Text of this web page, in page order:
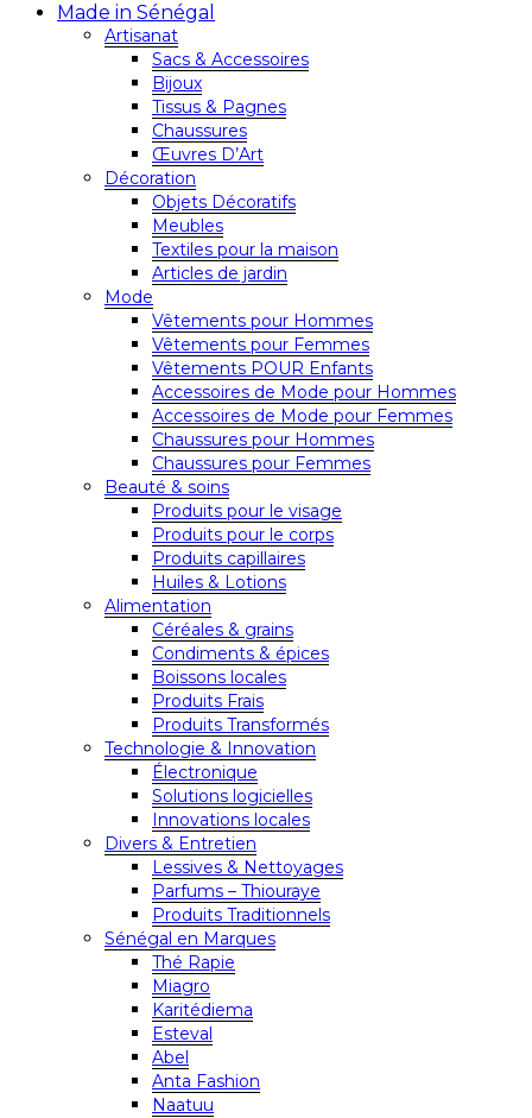
Made in Sénégal
Artisanat
Sacs & Accessoires
Bijoux
Tissus & Pagnes
Chaussures
Œuvres D’Art
Décoration
Objets Décoratifs
Meubles
Textiles pour la maison
Articles de jardin
Mode
Vêtements pour Hommes
Vêtements pour Femmes
Vêtements POUR Enfants
Accessoires de Mode pour Hommes
Accessoires de Mode pour Femmes
Chaussures pour Hommes
Chaussures pour Femmes
Beauté & soins
Produits pour le visage
Produits pour le corps
Produits capillaires
Huiles & Lotions
Alimentation
Céréales & grains
Condiments & épices
Boissons locales
Produits Frais
Produits Transformés
Technologie & Innovation
Électronique
Solutions logicielles
Innovations locales
Divers & Entretien
Lessives & Nettoyages
Parfums – Thiouraye
Produits Traditionnels
Sénégal en Marques
Thé Rapie
Miagro
Karitédiema
Esteval
Abel
Anta Fashion
Naatuu